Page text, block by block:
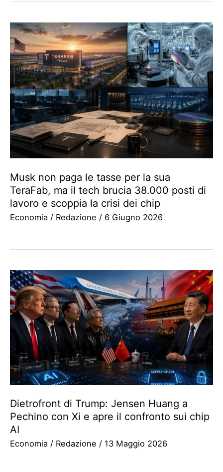
Musk non paga le tasse per la sua
TeraFab, ma il tech brucia 38.000 posti di
lavoro e scoppia la crisi dei chip
Economia / Redazione / 6 Giugno 2026
Dietrofront di Trump: Jensen Huang a
Pechino con Xi e apre il confronto sui chip
AI
Economia / Redazione / 13 Maggio 2026